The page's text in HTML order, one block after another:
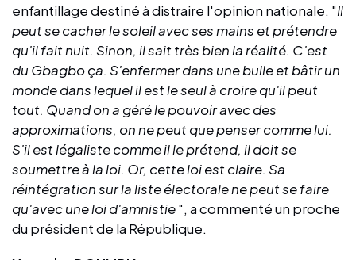
enfantillage destiné à distraire l'opinion nationale. "Il
peut se cacher le soleil avec ses mains et prétendre
qu'il fait nuit. Sinon, il sait très bien la réalité. C'est
du Gbagbo ça. S'enfermer dans une bulle et bâtir un
monde dans lequel il est le seul à croire qu'il peut
tout. Quand on a géré le pouvoir avec des
approximations, on ne peut que penser comme lui.
S'il est légaliste comme il le prétend, il doit se
soumettre à la loi. Or, cette loi est claire. Sa
réintégration sur la liste électorale ne peut se faire
qu'avec une loi d'amnistie", a commenté un proche
du président de la République.